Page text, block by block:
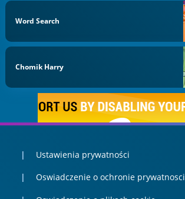
Word Search
Chomik Harry
Ustawienia prywatności
Oswiadczenie o ochronie prywatnosci